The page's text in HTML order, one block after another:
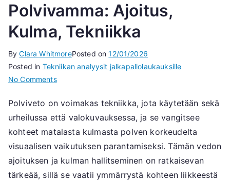
Polvivamma: Ajoitus,
Kulma, Tekniikka
ByClara WhitmorePosted on12/01/2026
Posted in Tekniikan analyysit jalkapallolaukauksille
No Commentson
Ajoitus,
Kulma,
Tekniikka
Polviveto on voimakas tekniikka, jota käytetään sekä
urheilussa että valokuvauksessa, ja se vangitsee
kohteet matalasta kulmasta polven korkeudelta
visuaalisen vaikutuksen parantamiseksi. Tämän vedon
ajoituksen ja kulman hallitseminen on ratkaisevan
tärkeää, sillä se vaatii ymmärrystä kohteen liikkeestä